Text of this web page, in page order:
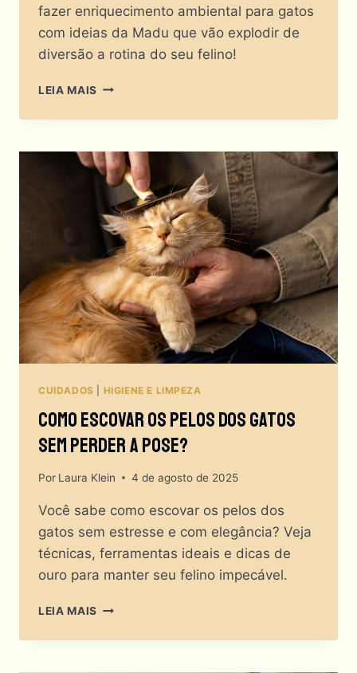
fazer enriquecimento ambiental para gatos
com ideias da Madu que vão explodir de
diversão a rotina do seu felino!
LEIA MAIS COMO
ENRIQUECIMENTO
PARA
GATOS
TRANSFORMAR
SUA
CASA
NUM
PARQUE
DE
DIVERSÕES
FELINO?
CUIDADOS HIGIENE E LIMPEZA
Como Escovar Os Pelos Dos Gatos
Sem Perder A Pose?
Por Laura Klein 4 de agosto de 2025
Você sabe como escovar os pelos dos
gatos sem estresse e com elegância? Veja
técnicas, ferramentas ideais e dicas de
ouro para manter seu felino impecável.
LEIA MAIS COMO
OS